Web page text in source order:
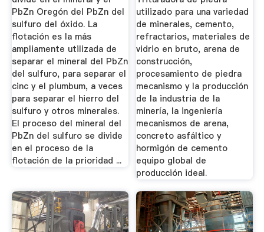
PbZn Oregón del PbZn del
sulfuro del óxido. La
flotación es la más
ampliamente utilizada de
separar el mineral del PbZn
del sulfuro, para separar el
cinc y el plumbum, a veces
para separar el hierro del
sulfuro y otros minerales.
El proceso del mineral del
PbZn del sulfuro se divide
en el proceso de la
flotación de la prioridad ...
utilizado para una variedad
de minerales, cemento,
refractarios, materiales de
vidrio en bruto, arena de
construcción,
procesamiento de piedra
mecanismo y la producción
de la industria de la
minería, la ingeniería
mecanismos de arena,
concreto asfáltico y
hormigón de cemento
equipo global de
producción ideal.